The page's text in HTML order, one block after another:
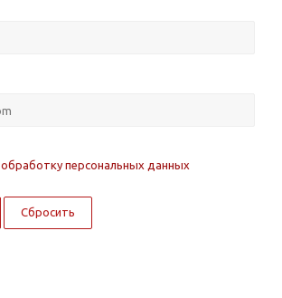
обработку персональных данных
Сбросить